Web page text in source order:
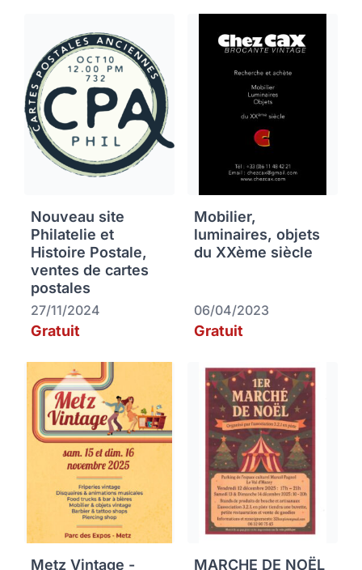
Nouveau site
Philatelie et
Histoire Postale,
ventes de cartes
postales
27/11/2024
Gratuit
Mobilier,
luminaires, objets
du XXème siècle
06/04/2023
Gratuit
Metz Vintage -
MARCHE DE NOËL